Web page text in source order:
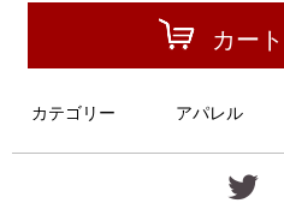
カー
カテゴリー アパレル